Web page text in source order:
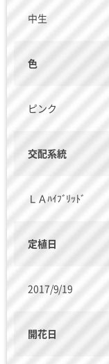
中生
色
ピンク
交配系統
ＬＡﾊｲﾌﾞﾘｯﾄﾞ
定植日
2017/9/19
開花日